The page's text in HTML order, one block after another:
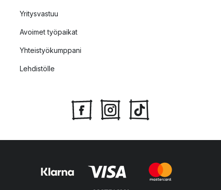
Yritysvastuu
Avoimet työpaikat
Yhteistyökumppani
Lehdistölle